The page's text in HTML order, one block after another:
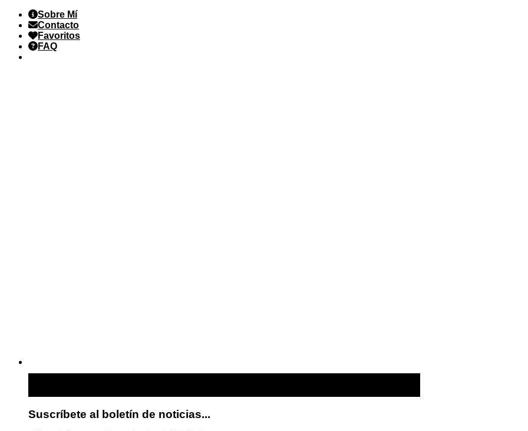
Saltar
contenido
Sobre Mí
Contacto
Favoritos
FAQ
Suscríbete al boletín de noticias...